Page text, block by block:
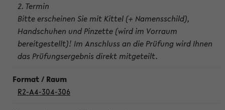
2. Termin
Bitte erscheinen Sie mit Kittel (+ Namensschild),
Handschuhen und Pinzette (wird im Vorraum
bereitgestellt)! Im Anschluss an die Prüfung wird Ihnen
das Prüfungsergebnis direkt mitgeteilt.
R2-A4-304-306